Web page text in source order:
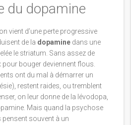
du dopamine
vient d’une perte progressive
de la dopamine dans une
le striatum. Sans assez de
bouger deviennent flous.
ont du mal à démarrer un
restent raides, ou tremblent
on leur donne de la lévodopa,
Mais quand la psychose
souvent à un